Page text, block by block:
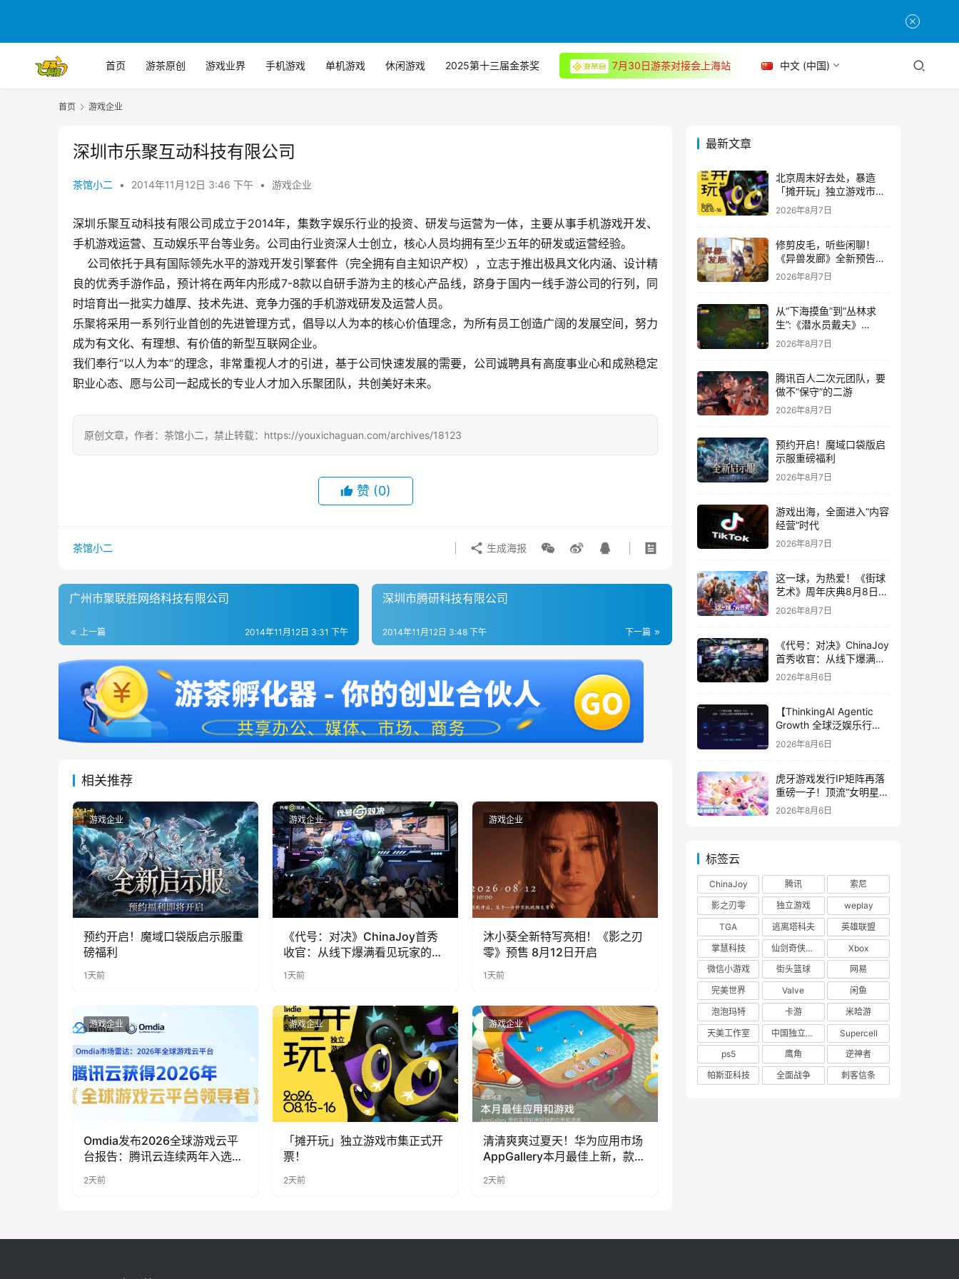
首页 游茶原创 游戏业界 手机游戏 单机游戏 休闲游戏 2025第十三届金茶奖 7月30日游茶对接会上海站 中文 (中国)
首页 游戏企业
深圳市乐聚互动科技有限公司
茶馆小二 • 2014年11月12日 3:46 下午 • 游戏企业
深圳乐聚互动科技有限公司成立于2014年，集数字娱乐行业的投资、研发与运营为一体，主要从事手机游戏开发、
手机游戏运营、互动娱乐平台等业务。公司由行业资深人士创立，核心人员均拥有至少五年的研发或运营经验。
良的优秀手游作品，预计将在两年内形成7-8款以自研手游为主的核心产品线，跻身于国内一线手游公司的行列，同
时培育出一批实力雄厚、技术先进、竞争力强的手机游戏研发及运营人员。
乐聚将采用一系列行业首创的先进管理方式，倡导以人为本的核心价值理念，为所有员工创造广阔的发展空间，努力
成为有文化、有理想、有价值的新型互联网企业。
我们奉行“以人为本”的理念，非常重视人才的引进，基于公司快速发展的需要，公司诚聘具有高度事业心和成熟稳定
职业心态、愿与公司一起成长的专业人才加入乐聚团队，共创美好未来。
原创文章，作者：茶馆小二，禁止转载：https://youxichaguan.com/archives/18123
赞 (0)
茶馆小二 生成海报
广州市聚联胜网络科技有限公司
上一篇 2014年11月12日 3:31 下午
深圳市腾研科技有限公司
下一篇
2014年11月12日 3:48 下午
相关推荐
游戏企业
预约开启！魔域口袋版启示服重
磅福利
1天前
游戏企业
《代号：对决》ChinaJoy首秀
收官：从线下爆满看见玩家的真
实期待
1天前
游戏企业
沐小葵全新特写亮相！《影之刃
零》预售 8月12日开启
1天前
游戏企业
Omdia发布2026全球游戏云平
台报告：腾讯云连续两年入选
2天前
游戏企业
「摊开玩」独立游戏市集正式开
票！
2天前
游戏企业
清清爽爽过夏天！华为应用市场
AppGallery本月最佳上新，款款
2天前
最新文章
北京周末好去处，暴造
「摊开玩」独立游戏市集
正式开票！
2026年8月7日
修剪皮毛，听些闲聊！
《异兽发廊》全新预告与
Steam免费试玩公开
2026年8月7日
从“下海摸鱼”到“丛林求
生”:《潜水员戴夫》
DLC《丛林》移动端定档
8月14日
2026年8月7日
腾讯百人二次元团队，要
做不“保守”的二游
2026年8月7日
预约开启！魔域口袋版启
示服重磅福利
2026年8月7日
游戏出海，全面进入“内容
经营”时代
2026年8月7日
这一球，为热爱！《街球
艺术》周年庆典8月8日正
式上线，多重福利与全新
内容同步开启
2026年8月7日
《代号：对决》ChinaJoy
首秀收官：从线下爆满看
见玩家的真实期待
2026年8月6日
【ThinkingAI Agentic
Growth 全球泛娱乐行业
峰会】Agent 时代，人到
底负责什么
2026年8月6日
虎牙游戏发行IP矩阵再落
重磅一子！顶流“女明星”
ZANMANG LOOPY 正版
2026年8月6日
标签云
ChinaJoy 腾讯
索尼
影之刃零
独立游戏
weplay
TGA
逃离塔科夫
英雄联盟
掌慧科技
仙剑奇侠传四
Xbox
微信小游戏
街头篮球
网易
完美世界
Valve
闲鱼
泡泡玛特
卡游
米哈游
天美工作室
中国独立游戏联盟
Supercell
ps5
鹰角
逆神者
帕斯亚科技
全面战争 刺客信条